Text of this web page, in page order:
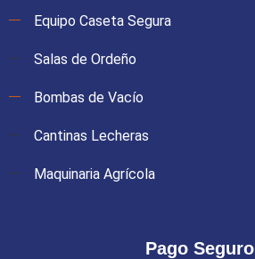
Equipo Caseta Segura
Salas de Ordeño
Bombas de Vacío
Cantinas Lecheras
Maquinaria Agrícola
Pago Seguro